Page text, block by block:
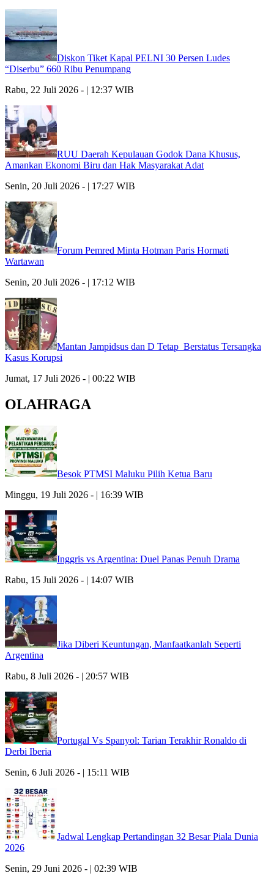
Diskon Tiket Kapal PELNI 30 Persen Ludes
“Diserbu” 660 Ribu Penumpang
Rabu, 22 Juli 2026 - | 12:37 WIB
RUU Daerah Kepulauan Godok Dana Khusus,
Amankan Ekonomi Biru dan Hak Masyarakat Adat
Senin, 20 Juli 2026 - | 17:27 WIB
Forum Pemred Minta Hotman Paris Hormati
Wartawan
Senin, 20 Juli 2026 - | 17:12 WIB
Mantan Jampidsus dan D Tetap Berstatus Tersangka
Kasus Korupsi
Jumat, 17 Juli 2026 - | 00:22 WIB
OLAHRAGA
Besok PTMSI Maluku Pilih Ketua Baru
Minggu, 19 Juli 2026 - | 16:39 WIB
Inggris vs Argentina: Duel Panas Penuh Drama
Rabu, 15 Juli 2026 - | 14:07 WIB
Jika Diberi Keuntungan, Manfaatkanlah Seperti
Argentina
Rabu, 8 Juli 2026 - | 20:57 WIB
Portugal Vs Spanyol: Tarian Terakhir Ronaldo di
Derbi Iberia
Senin, 6 Juli 2026 - | 15:11 WIB
Jadwal Lengkap Pertandingan 32 Besar Piala Dunia
2026
Senin, 29 Juni 2026 - | 02:39 WIB